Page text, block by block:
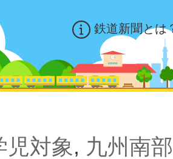
鉄道新聞とは
児対象, 九州南